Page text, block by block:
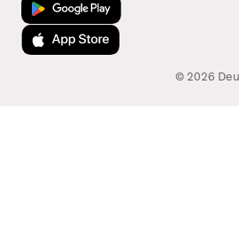
Laden im App Store
© 2026